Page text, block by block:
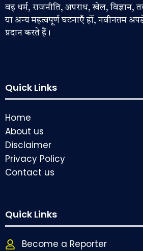
वह धर्म, राजनीति, अपराध, खेल, विज्ञान,
या अन्य महत्वपूर्ण घटनाएँ हों, नवीनतम
प्रदान करते हैं।
Quick Links
Home
About us
Disclaimer
Privacy Policy
Contact us
Quick Links
Become a Reporter